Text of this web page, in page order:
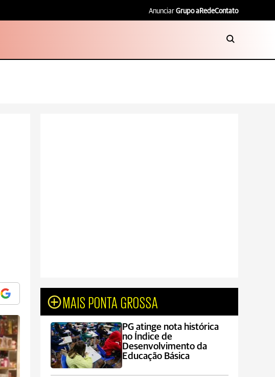
Anunciar Grupo aRedeContato
MAIS PONTA GROSSA
PG atinge nota histórica
no Índice de
Desenvolvimento da
Educação Básica